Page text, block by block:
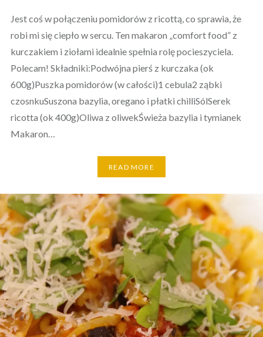
Jest coś w połączeniu pomidorów z ricottą, co sprawia, że
robi mi się ciepło w sercu. Ten makaron „comfort food” z
kurczakiem i ziołami idealnie spełnia rolę pocieszyciela.
Polecam! Składniki:Podwójna pierś z kurczaka (ok
600g)Puszka pomidorów (w całości)1 cebula2 ząbki
czosnkuSuszona bazylia, oregano i płatki chilliSólSerek
ricotta (ok 400g)Oliwa z oliwekŚwieża bazylia i tymianek
Makaron…
READ MORE